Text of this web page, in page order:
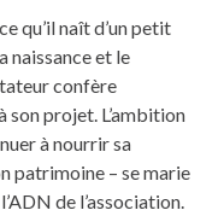
qu’il naît d’un petit
naissance et le
confère
son projet. L’ambition
à nourrir sa
patrimoine – se marie
de l’association.